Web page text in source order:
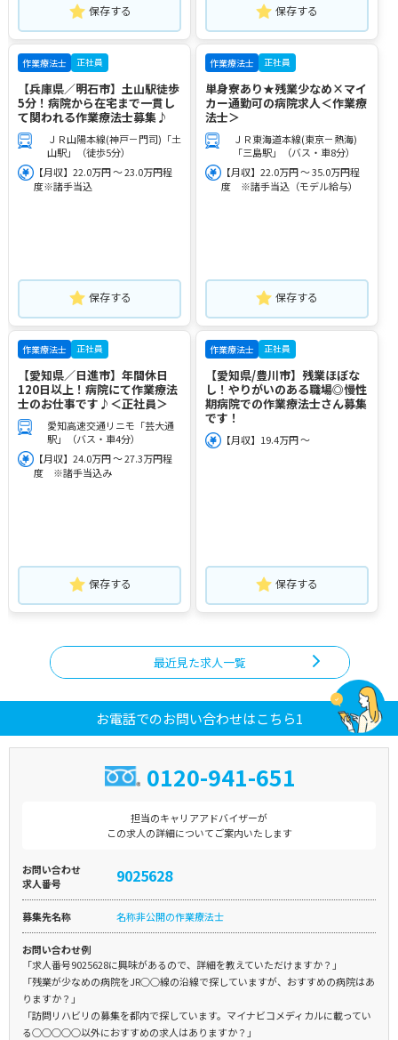
保存する 保存する
作業療法士 正社員
【兵庫県／明石市】土山駅徒歩
5分！病院から在宅まで一貫し
て関われる作業療法士募集♪
ＪＲ山陽本線(神戸－門司)「土
山駅」（徒歩5分）
【月収】22.0万円 ～ 23.0万円程
度※諸手当込
保存する
作業療法士 正社員
単身寮あり★残業少なめ×マイ
カー通勤可の病院求人＜作業療
法士＞
ＪＲ東海道本線(東京－熱海)
「三島駅」（バス・車8分）
【月収】22.0万円 ～ 35.0万円程
度 ※諸手当込（モデル給与）
保存する
作業療法士 正社員
【愛知県／日進市】年間休日
120日以上！病院にて作業療法
士のお仕事です♪＜正社員＞
愛知高速交通リニモ「芸大通
駅」（バス・車4分）
【月収】24.0万円 ～ 27.3万円程
度 ※諸手当込み
保存する
作業療法士 正社員
【愛知県/豊川市】残業ほぼな
し！やりがいのある職場◎慢性
期病院での作業療法士さん募集
です！
【月収】19.4万円 ～
保存する
最近見た求人一覧
お電話でのお問い合わせはこちら1
0120-941-651
担当のキャリアアドバイザーが
この求人の詳細についてご案内いたします
お問い合わせ
求人番号
9025628
募集先名称 名称非公開の作業療法士
お問い合わせ例
「求人番号9025628に興味があるので、詳細を教えていただけますか？」
「残業が少なめの病院をJR○○線の沿線で探していますが、おすすめの病院はあ
りますか？」
「訪問リハビリの募集を都内で探しています。マイナビコメディカルに載ってい
る○○○○○以外におすすめの求人はありますか？」